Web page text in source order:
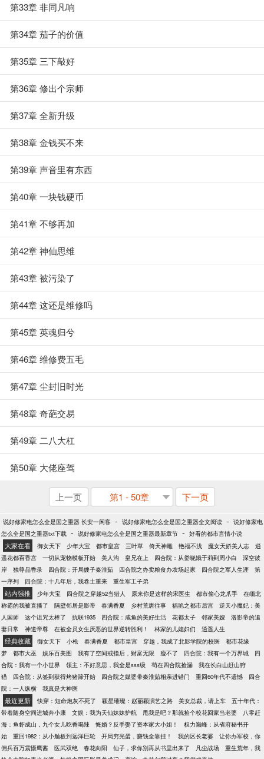
第33章 非同凡响
第34章 茄子的价值
第35章 三下敲好
第36章 修出个宗师
第37章 全新升级
第38章 金钱买不来
第39章 声音里有东西
第40章 一块钱硬币
第41章 不够再加
第42章 神仙思维
第43章 被污染了
第44章 这还是维修吗
第45章 英魂归兮
第46章 维修费五毛
第47章 尘封旧时光
第48章 奇葩交易
第49章 二八大杠
第50章 大佬座驾
上一页 第1 - 50章 下一页
说好修家电怎么全是国之重器 长安一闲客 - 说好修家电怎么全是国之重器全文阅读 - 说好修家电
怎么全是国之重器txt下载 - 说好修家电怎么全是国之重器最新章节 - 好看的都市言情小说
大家在看 御女天下 少年大宝 都市皇宫 三叶草 倚天神雕 艳福不浅 魔女天娇美人志
逍
遥花都百香宫
一切从宠物模板开始 美人沟 皇兄在上 四合院：从娄晓娥于莉到周小白
深空彼
岸
独尊品香录 四合院：开局嫂子秦淮茹 四合院之办卖粮食办农场起家 四合院之军人生涯
第
一序列
四合院：十几年后，我卷土重来 重生军工子弟
站内强推 少年大宝 四合院之穿越52当猎人 原来你是这样的宋医生 都市偷心龙爪手
在缅北
称霸的我被直播了
隔壁邻居是影帝 春满香夏 乡村荒唐往事 福艳之都市后宫
逆天小魔妃：美
人国师
这个诅咒太棒了 抗联1935 四合院：咸鱼的美好生活 花都太子 邻家美嫂
洛影帝的追
妻日常
神道帝尊 在被全员女生厌恶的世界逆转胜利！ 林家的儿媳妇们 逍遥人生
经典收藏 御女天下 小枪 春满香夏 都市皇宫 穿越，我成了北影学院的校医
都市花缘
梦
都市大巫 娱乐百美图 我有了空间戒指后，财富无限 瘦不了 四合院：我有一个万界城
四
合院：我有一个小世界
领主：不好意思，我全是sss级 苟在四合院捡漏
我在长白山赶山狩
猎
四合院：从签到获得烤猪蹄开始 四合院之媒婆带秦淮茹相亲进错门 重回60年代不遗憾
四合
院：一人纵横
我真是大神医
最近更新 快穿：短命炮灰不死了 颖星璀璨：赵丽颖演艺之路 美女总裁，请上车
五十年代：
带着随身空间进城奔小康
文娱：我为天仙妹妹护航 甩我是吧？那就捡个校花回家当老婆
八零赶
海：鱼虾成山，九个女儿吃香喝辣
悔婚？反手娶了资本家大小姐！
权力巅峰：从省府秘书开
始
重回1982：从小舢板到远洋巨轮 开局穷光蛋，赚钱全靠挂！ 我的区长老婆
让你办军校，你
佣兵百万震慑鹰酱
医武双绝 春花向阳 仙子，求你别再从书里出来了 凡尘战场
重生荒年，我